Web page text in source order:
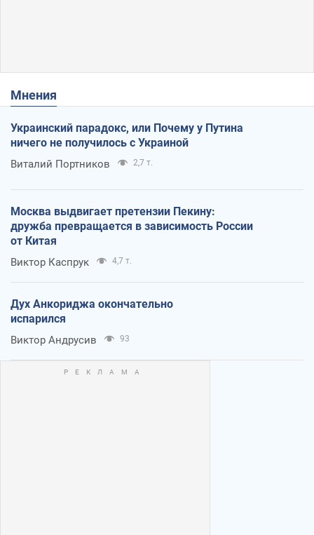
Мнения
Украинский парадокс, или Почему у Путина
ничего не получилось с Украиной
Виталий Портников 2,7 т.
Москва выдвигает претензии Пекину:
дружба превращается в зависимость России
от Китая
Виктор Каспрук 4,7 т.
Дух Анкориджа окончательно
испарился
Виктор Андрусив 93